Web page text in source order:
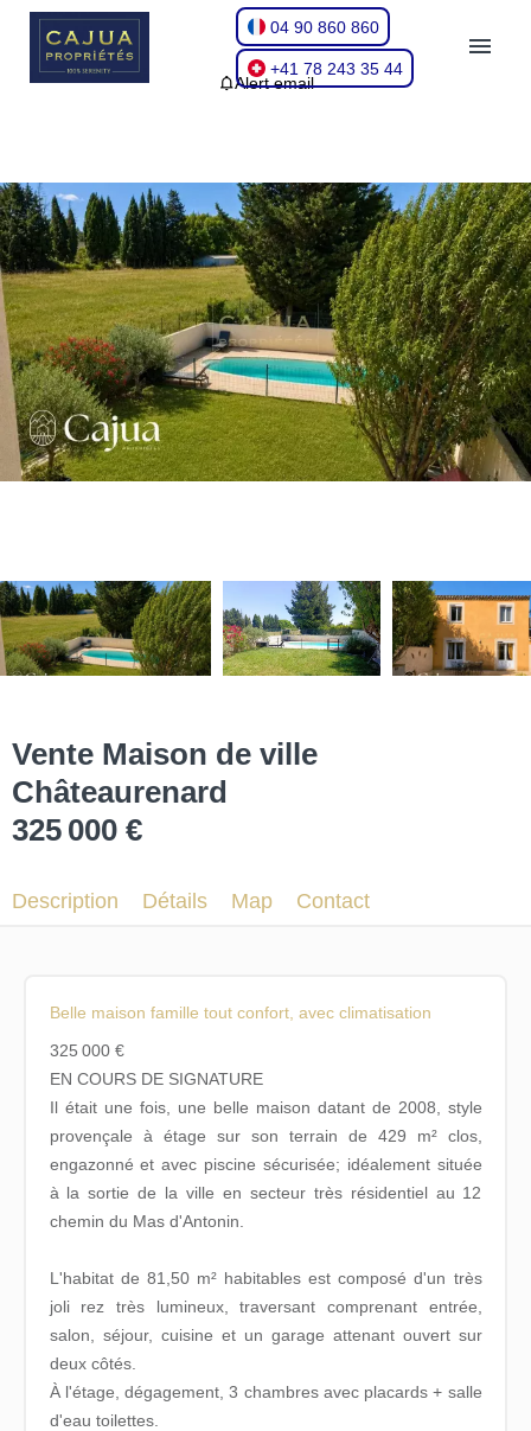
04 90 860 860
+41 78 243 35 44
Alert email
Vente Maison de ville
Châteaurenard
325 000 €
Description Détails Map Contact
Belle maison famille tout confort, avec climatisation
325 000 €
EN COURS DE SIGNATURE
Il était une fois, une belle maison datant de 2008, style
provençale à étage sur son terrain de 429 m² clos,
engazonné et avec piscine sécurisée; idéalement située
à la sortie de la ville en secteur très résidentiel au 12
chemin du Mas d'Antonin.
L'habitat de 81,50 m² habitables est composé d'un très
joli rez très lumineux, traversant comprenant entrée,
salon, séjour, cuisine et un garage attenant ouvert sur
deux côtés.
À l'étage, dégagement, 3 chambres avec placards + salle
d'eau toilettes.